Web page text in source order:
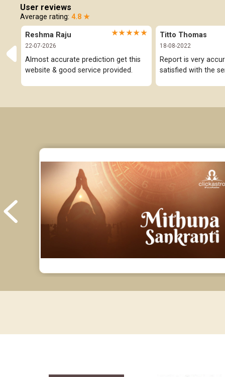
In-Depth Horoscope Reviews
Marriage Horoscope Reviews
Super Horoscope Reviews
Education Horoscope Reviews
Monthly Predictions Reviews
Future Book Reviews
Saturn Transit Predictions Reviews
Yoga Predictions Reviews
Rahu Ketu Transit Predictions Reviews
Free Horoscope Reviews
User reviews
Average rating: 4.8 ★
Reshma Raju ★★★★★
22-07-2026
Almost accurate prediction get this
website & good service provided.
Titto Thomas
18-08-2022
Report is very
satisfied with the